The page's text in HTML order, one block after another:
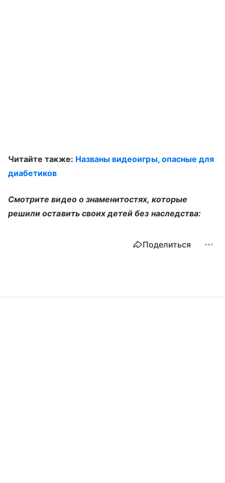
Читайте также: Названы видеоигры, опасные для
диабетиков
Смотрите видео о знаменитостях, которые
решили оставить своих детей без наследства:
Поделиться